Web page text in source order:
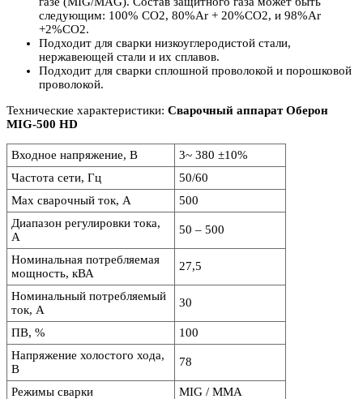
следующим: 100% CO2, 80%Ar + 20%CO2, и 98%Ar
+2%CO2.
Подходит для сварки низкоуглеродистой стали,
нержавеющей стали и их сплавов.
Подходит для сварки сплошной проволокой и порошковой
проволокой.
Технические характеристики: Сварочный аппарат Оберон
MIG-500 HD
Входное напряжение, В
3~ 380 ±10%
Частота сети, Гц
50/60
Max сварочный ток, А
500
Диапазон регулировки тока,
А
50 – 500
Номинальная потребляемая
мощность, кВА
27,5
Номинальный потребляемый
ток, А
30
ПВ, %
100
Напряжение холостого хода,
В
78
Режимы сварки
MIG / MMA